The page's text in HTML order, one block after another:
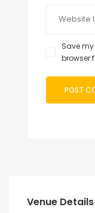
Save
browser
Venue Details